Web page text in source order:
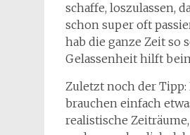
schaffe, loszulassen,
schon super oft
hab die ganze Zeit so
Gelassenheit hilft
Zuletzt noch der
brauchen einfach
realistische